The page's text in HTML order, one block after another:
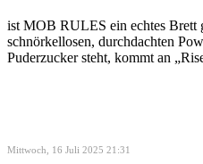
ist MOB RULES ein echtes Brett
schnörkellosen, durchdachten
Puderzucker steht, kommt an
Mittwoch, 16 Juli 2025 21:31